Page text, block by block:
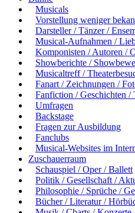
Musicals
Vorstellung weniger
Darsteller / Tänzer /
Musical-Aufnahmen /
Komponisten / Autoren /
Showberichte /
Musicaltreff /
Fanart / Zeichnungen /
Fanfiction / Geschichten /
Umfragen
Backstage
Fragen zur Ausbildung
Fanclubs
Musical-Websites im
Zuschauerraum
Schauspiel / Oper / Ballett
Politik / Gesellschaft /
Philosophie / Sprüche /
Bücher / Literatur /